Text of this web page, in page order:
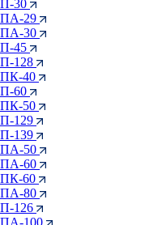
30
29
30
45
128
40
60
50
129
139
50
60
60
80
126
100